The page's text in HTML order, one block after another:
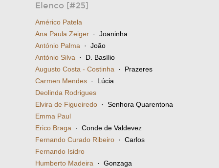
Elenco [#25]
Américo Patela
Ana Paula Zeiger · Joaninha
António Palma · João
António Silva · D. Basílio
Augusto Costa - Costinha · Prazeres
Carmen Mendes · Lúcia
Deolinda Rodrigues
Elvira de Figueiredo · Senhora Quarentona
Emma Paul
Erico Braga · Conde de Valdevez
Fernando Curado Ribeiro · Carlos
Fernando Isidro
Humberto Madeira · Gonzaga